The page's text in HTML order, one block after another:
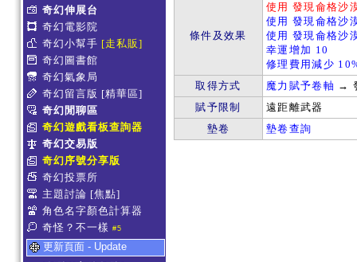
奇幻伸展台
奇幻電影院
奇幻小幫手 [走私販]
奇幻圖書館
奇幻氣象局
奇幻留言版 [精華區]
奇幻閒聊區
奇幻遊戲看板查詢器
奇幻交易版
奇幻序號分享版
奇幻投票所
主題討論 [焦點]
角色名字顏色計算器
奇怪？不一樣 #5
更新頁面 - Update
條件及效果
使用 發現侖格沙
使用 發現侖格沙
使用 發現侖格沙
幸運增加 10
修理費用減少
取得方式
魔力賦予卷軸 →
賦予限制
遠距離武器
墊卷
墊卷查詢